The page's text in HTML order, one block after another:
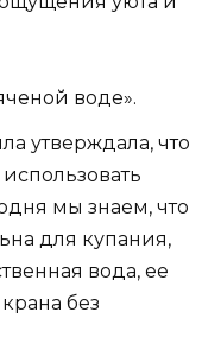
воде».
утверждала, что
мы знаем, что
для купания,
вода, ее
без